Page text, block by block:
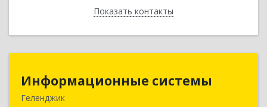
Показать контакты
Назад
Информационные системы
Геленджик353475, Краснодарский край, Геленджик г,